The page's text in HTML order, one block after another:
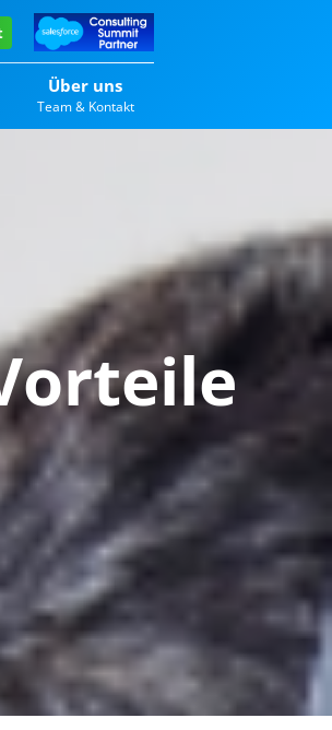
Über uns
Team & Kontakt